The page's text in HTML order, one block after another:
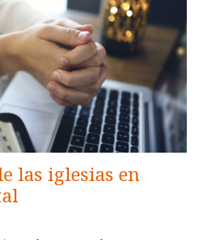
las iglesias en